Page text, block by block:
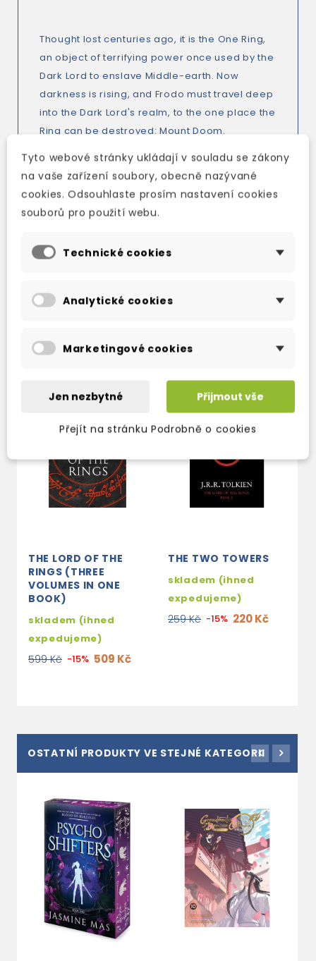
Thought lost centuries ago, it is the One Ring,
an object of terrifying power once used by the
Dark Lord to enslave Middle-earth. Now
darkness is rising, and Frodo must travel deep
into the Dark Lord's realm, to the one place the
Ring can be destroyed: Mount Doom.
The journey will test Frodo's courage, his
friendships and his heart. Because the ring
corrupts all who bear it - can Frodo destroy it,
THE LORD OF THE
RINGS (THREE
VOLUMES IN ONE
BOOK)
skladem (ihned
expedujeme)
599 Kč -15% 509 Kč
THE TWO TOWERS
skladem (ihned
expedujeme)
259 Kč -15% 220 Kč
OSTATNÍ PRODUKTY VE STEJNÉ KATEGORII
Tyto webové stránky ukládají v souladu se zákony
na vaše zařízení soubory, obecně nazývané
cookies. Odsouhlaste prosím nastavení cookies
souborů pro použití webu.
Technické cookies
Analytické cookies
Marketingové cookies
Jen nezbytné Přijmout vše
Přejít na stránku Podrobně o cookies